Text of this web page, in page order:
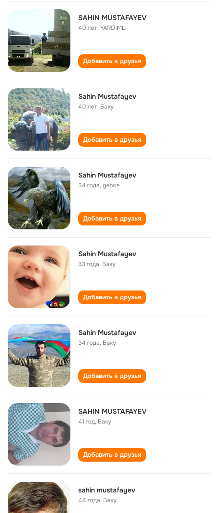
SAHIN MUSTAFAYEV
40 лет,YARDIMLI
Добавить в друзья
Sahin Mustafayev
40 лет, Баку
Добавить в друзья
Sahin Mustafayev
34 года,gence
Добавить в друзья
Sahin Mustafayev
33 года, Баку
Добавить в друзья
Sahin Mustafayev
34 года, Баку
Добавить в друзья
SAHIN MUSTAFAYEV
41 год, Баку
Добавить в друзья
sahin mustafayev
44 года, Баку